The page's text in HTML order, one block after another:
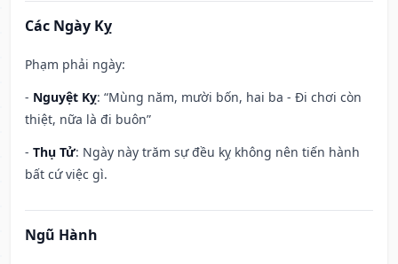
Các Ngày Kỵ
Phạm phải ngày:
- Nguyệt Kỵ: “Mùng năm, mười bốn, hai ba - Đi chơi còn
thiệt, nữa là đi buôn”
- Thụ Tử: Ngày này trăm sự đều kỵ không nên tiến hành
bất cứ việc gì.
Ngũ Hành